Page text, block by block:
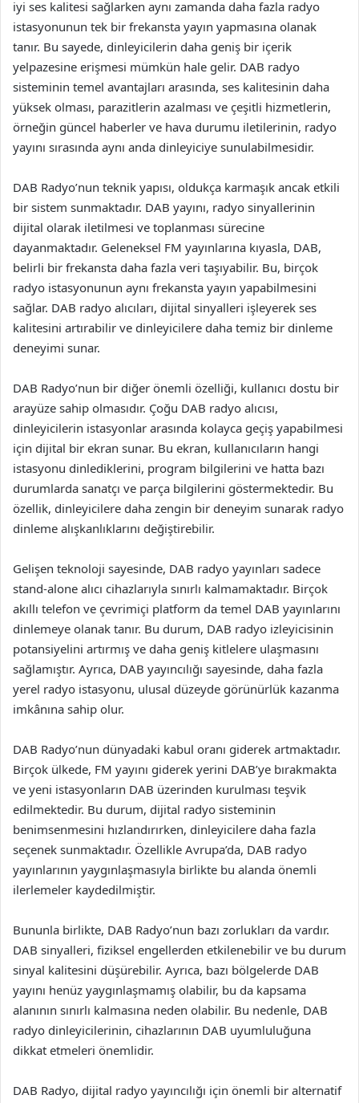
iyi ses kalitesi sağlarken aynı zamanda daha fazla radyo
istasyonunun tek bir frekansta yayın yapmasına olanak
tanır. Bu sayede, dinleyicilerin daha geniş bir içerik
yelpazesine erişmesi mümkün hale gelir. DAB radyo
sisteminin temel avantajları arasında, ses kalitesinin daha
yüksek olması, parazitlerin azalması ve çeşitli hizmetlerin,
örneğin güncel haberler ve hava durumu iletilerinin, radyo
yayını sırasında aynı anda dinleyiciye sunulabilmesidir.
DAB Radyo’nun teknik yapısı, oldukça karmaşık ancak etkili
bir sistem sunmaktadır. DAB yayını, radyo sinyallerinin
dijital olarak iletilmesi ve toplanması sürecine
dayanmaktadır. Geleneksel FM yayınlarına kıyasla, DAB,
belirli bir frekansta daha fazla veri taşıyabilir. Bu, birçok
radyo istasyonunun aynı frekansta yayın yapabilmesini
sağlar. DAB radyo alıcıları, dijital sinyalleri işleyerek ses
kalitesini artırabilir ve dinleyicilere daha temiz bir dinleme
deneyimi sunar.
DAB Radyo’nun bir diğer önemli özelliği, kullanıcı dostu bir
arayüze sahip olmasıdır. Çoğu DAB radyo alıcısı,
dinleyicilerin istasyonlar arasında kolayca geçiş yapabilmesi
için dijital bir ekran sunar. Bu ekran, kullanıcıların hangi
istasyonu dinlediklerini, program bilgilerini ve hatta bazı
durumlarda sanatçı ve parça bilgilerini göstermektedir. Bu
özellik, dinleyicilere daha zengin bir deneyim sunarak radyo
dinleme alışkanlıklarını değiştirebilir.
Gelişen teknoloji sayesinde, DAB radyo yayınları sadece
stand-alone alıcı cihazlarıyla sınırlı kalmamaktadır. Birçok
akıllı telefon ve çevrimiçi platform da temel DAB yayınlarını
dinlemeye olanak tanır. Bu durum, DAB radyo izleyicisinin
potansiyelini artırmış ve daha geniş kitlelere ulaşmasını
sağlamıştır. Ayrıca, DAB yayıncılığı sayesinde, daha fazla
yerel radyo istasyonu, ulusal düzeyde görünürlük kazanma
imkânına sahip olur.
DAB Radyo’nun dünyadaki kabul oranı giderek artmaktadır.
Birçok ülkede, FM yayını giderek yerini DAB’ye bırakmakta
ve yeni istasyonların DAB üzerinden kurulması teşvik
edilmektedir. Bu durum, dijital radyo sisteminin
benimsenmesini hızlandırırken, dinleyicilere daha fazla
seçenek sunmaktadır. Özellikle Avrupa’da, DAB radyo
yayınlarının yaygınlaşmasıyla birlikte bu alanda önemli
ilerlemeler kaydedilmiştir.
Bununla birlikte, DAB Radyo’nun bazı zorlukları da vardır.
DAB sinyalleri, fiziksel engellerden etkilenebilir ve bu durum
sinyal kalitesini düşürebilir. Ayrıca, bazı bölgelerde DAB
yayını henüz yaygınlaşmamış olabilir, bu da kapsama
alanının sınırlı kalmasına neden olabilir. Bu nedenle, DAB
radyo dinleyicilerinin, cihazlarının DAB uyumluluğuna
dikkat etmeleri önemlidir.
DAB Radyo, dijital radyo yayıncılığı için önemli bir alternatif